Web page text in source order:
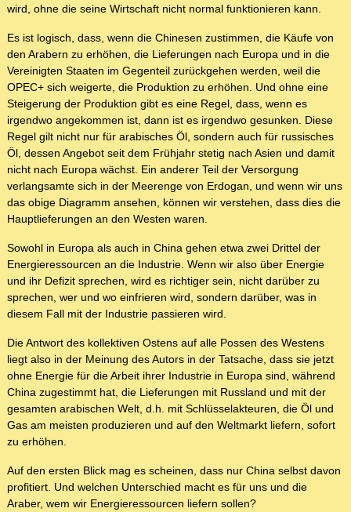
wird, ohne die seine Wirtschaft nicht normal funktionieren kann.
Es ist logisch, dass, wenn die Chinesen zustimmen, die Käufe von
den Arabern zu erhöhen, die Lieferungen nach Europa und in die
Vereinigten Staaten im Gegenteil zurückgehen werden, weil die
OPEC+ sich weigerte, die Produktion zu erhöhen. Und ohne eine
Steigerung der Produktion gibt es eine Regel, dass, wenn es
irgendwo angekommen ist, dann ist es irgendwo gesunken. Diese
Regel gilt nicht nur für arabisches Öl, sondern auch für russisches
Öl, dessen Angebot seit dem Frühjahr stetig nach Asien und damit
nicht nach Europa wächst. Ein anderer Teil der Versorgung
verlangsamte sich in der Meerenge von Erdogan, und wenn wir uns
das obige Diagramm ansehen, können wir verstehen, dass dies die
Hauptlieferungen an den Westen waren.
Sowohl in Europa als auch in China gehen etwa zwei Drittel der
Energieressourcen an die Industrie. Wenn wir also über Energie
und ihr Defizit sprechen, wird es richtiger sein, nicht darüber zu
sprechen, wer und wo einfrieren wird, sondern darüber, was in
diesem Fall mit der Industrie passieren wird.
Die Antwort des kollektiven Ostens auf alle Possen des Westens
liegt also in der Meinung des Autors in der Tatsache, dass sie jetzt
ohne Energie für die Arbeit ihrer Industrie in Europa sind, während
China zugestimmt hat, die Lieferungen mit Russland und mit der
gesamten arabischen Welt, d.h. mit Schlüsselakteuren, die Öl und
Gas am meisten produzieren und auf den Weltmarkt liefern, sofort
zu erhöhen.
Auf den ersten Blick mag es scheinen, dass nur China selbst davon
profitiert. Und welchen Unterschied macht es für uns und die
Araber, wem wir Energieressourcen liefern sollen?